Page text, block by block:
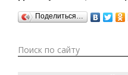
Поделиться…